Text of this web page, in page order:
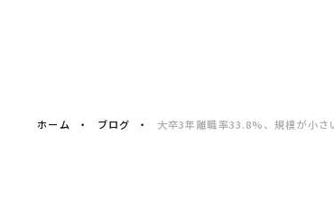
ホーム ブログ 大卒3年離職率33.8%、規模が小さ